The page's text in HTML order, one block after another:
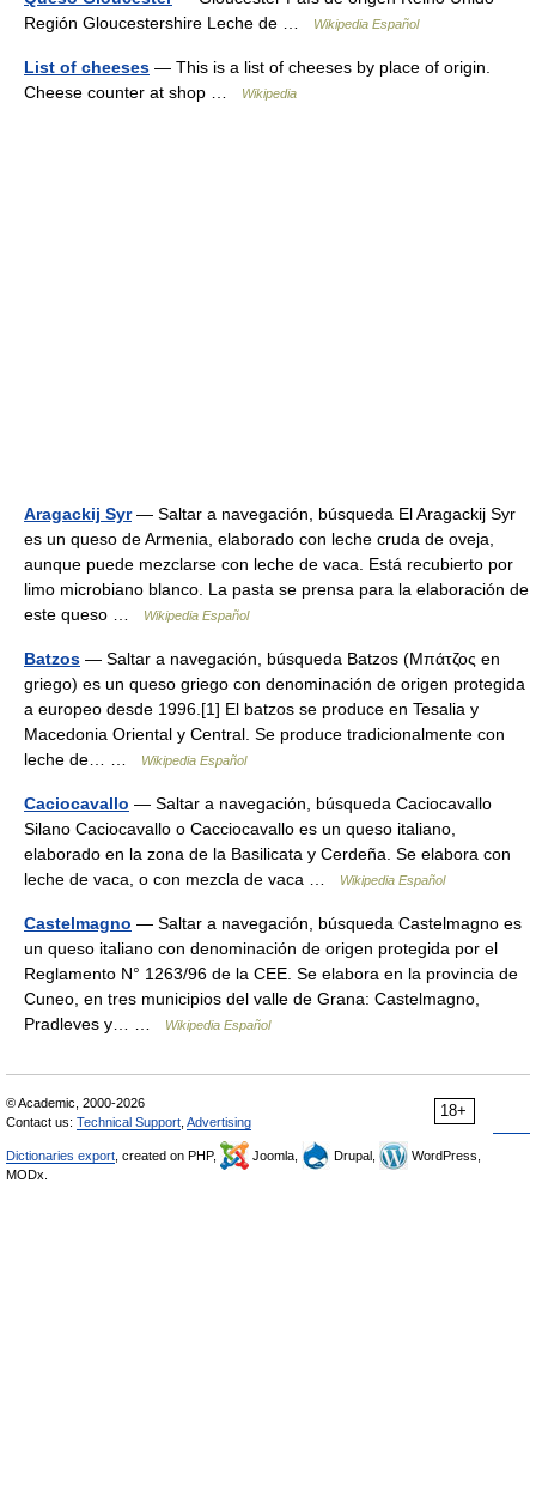
Región Gloucestershire Leche de …
Wikipedia Español
List of cheeses — This is a list of cheeses by place of origin.
Cheese counter at shop …
Wikipedia
Aragackij Syr— Saltar a navegación, búsqueda El Aragackij Syr
es un queso de Armenia, elaborado con leche cruda de oveja,
aunque puede mezclarse con leche de vaca. Está recubierto por
limo microbiano blanco. La pasta se prensa para la elaboración de
este queso …
Wikipedia Español
Batzos — Saltar a navegación, búsqueda Batzos (Μπάτζος en
griego) es un queso griego con denominación de origen protegida
a europeo desde 1996.[1] El batzos se produce en Tesalia y
Macedonia Oriental y Central. Se produce tradicionalmente con
leche de… …
Wikipedia Español
Caciocavallo — Saltar a navegación, búsqueda Caciocavallo
Silano Caciocavallo o Cacciocavallo es un queso italiano,
elaborado en la zona de la Basilicata y Cerdeña. Se elabora con
leche de vaca, o con mezcla de vaca …
Wikipedia Español
Castelmagno — Saltar a navegación, búsqueda Castelmagno es
un queso italiano con denominación de origen protegida por el
Reglamento N° 1263/96 de la CEE. Se elabora en la provincia de
Cuneo, en tres municipios del valle de Grana: Castelmagno,
Pradleves y… …
Wikipedia Español
18+
© Academic, 2000-2026
Contact us: Technical Support Advertising
Dictionaries export , created on PHP, Joomla, Drupal,
WordPress,
MODx.